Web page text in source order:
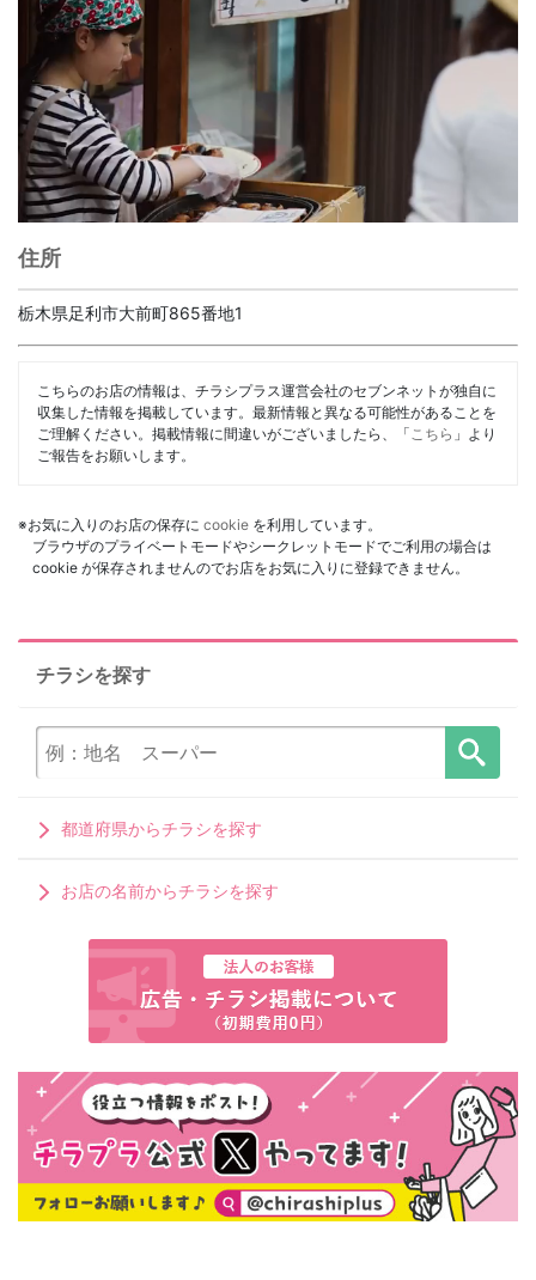
住所
栃木県足利市大前町865番地1
こちらのお店の情報は、チラシプラス運営会社のセブンネットが独自に
収集した情報を掲載しています。最新情報と異なる可能性があることを
ご理解ください。掲載情報に間違いがございましたら、「 こちら 」より
ご報告をお願いします。
※お気に入りのお店の保存に cookie を利用しています。
ブラウザのプライベートモードやシークレットモードでご利用の場合は
cookie が保存されませんのでお店をお気に入りに登録できません。
チラシを探す
都道府県からチラシを探す
お店の名前からチラシを探す